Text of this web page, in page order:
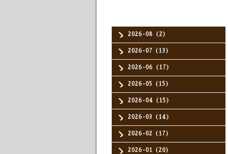
2026-08（2）
2026-07（13）
2026-06（17）
2026-05（15）
2026-04（15）
2026-03（14）
2026-02（17）
2026-01（20）